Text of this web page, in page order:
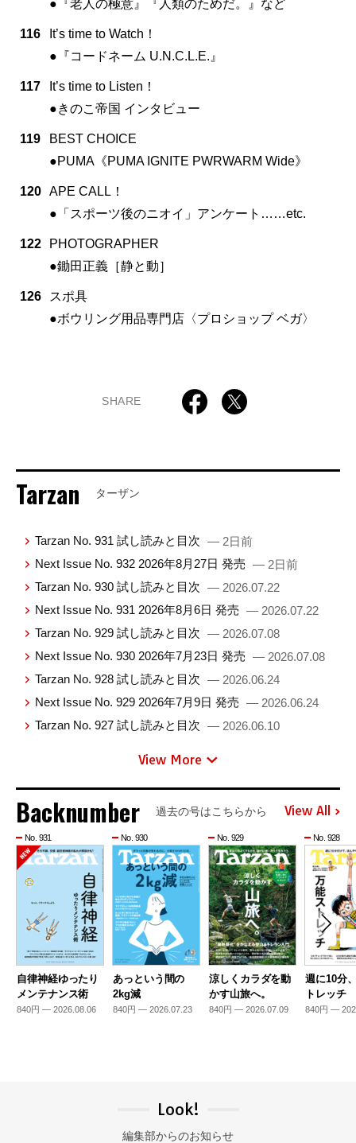
●『老人の極意』『人類のためだ。』など
116
It’s time to Watch！
●『コードネーム U.N.C.L.E.』
117
It’s time to Listen！
●きのこ帝国 インタビュー
119
BEST CHOICE
●PUMA《PUMA IGNITE PWRWARM Wide》
120 APE CALL！
●「スポーツ後のニオイ」アンケート……etc.
122
PHOTOGRAPHER
●鋤田正義［静と動］
126
スポ具
●ボウリング用品専門店〈プロショップ ベガ〉
SHARE
Tarzan ターザン
Tarzan No. 931 試し読みと目次 — 2日前
Next Issue No. 932 2026年8月27日 発売 — 2日前
Tarzan No. 930 試し読みと目次 — 2026.07.22
Next Issue No. 931 2026年8月6日 発売 — 2026.07.22
Tarzan No. 929 試し読みと目次 — 2026.07.08
Next Issue No. 930 2026年7月23日 発売 — 2026.07.08
Tarzan No. 928 試し読みと目次 — 2026.06.24
Next Issue No. 929 2026年7月9日 発売 — 2026.06.24
Tarzan No. 927 試し読みと目次 — 2026.06.10
View More
Backnumber 過去の号はこちらから View All
No. 931
自律神経ゆったり
メンテナンス術
840円 — 2026.08.06
No. 930
あっという間の
2kg減
840円 — 2026.07.23
No. 929
涼しくカラダを動
かす山旅へ。
840円 — 2026.07.09
No. 928
週に10分
トレッチ
840円 —
Look!
編集部からのお知らせ